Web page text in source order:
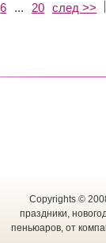
6 ... 20 след >>
Copyrights ©
праздники,
пеньюаров, от